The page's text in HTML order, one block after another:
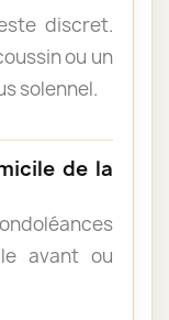
discret.
ou un
solennel.
de la
avant ou